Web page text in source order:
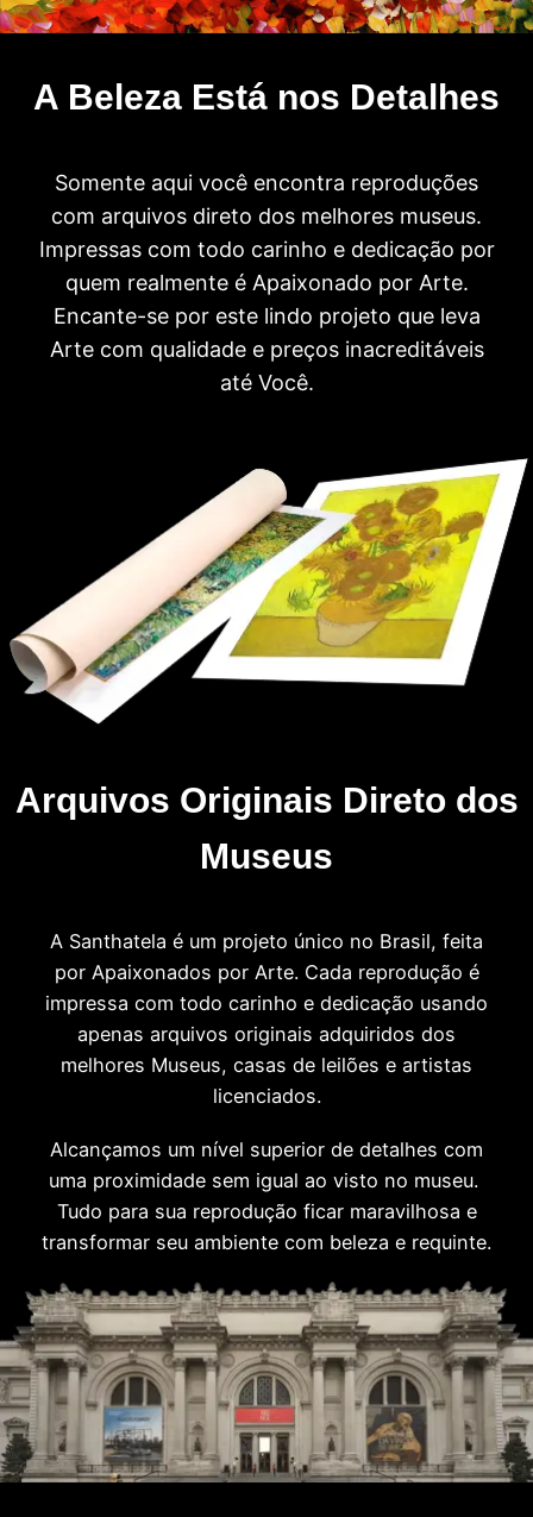
A Beleza Está nos Detalhes
Somente aqui você encontra reproduções
com arquivos direto dos melhores museus.
Impressas com todo carinho e dedicação por
quem realmente é Apaixonado por Arte.
Encante-se por este lindo projeto que leva
Arte com qualidade e preços inacreditáveis
até Você.
Arquivos Originais Direto dos
Museus
A Santhatela é um projeto único no Brasil, feita
por Apaixonados por Arte. Cada reprodução é
impressa com todo carinho e dedicação usando
apenas arquivos originais adquiridos dos
melhores Museus, casas de leilões e artistas
licenciados.
Alcançamos um nível superior de detalhes com
uma proximidade sem igual ao visto no museu.
Tudo para sua reprodução ficar maravilhosa e
transformar seu ambiente com beleza e requinte.